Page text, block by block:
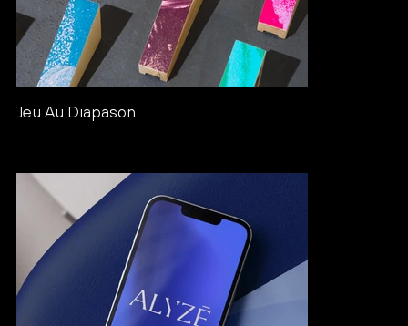
Jeu Au Diapason